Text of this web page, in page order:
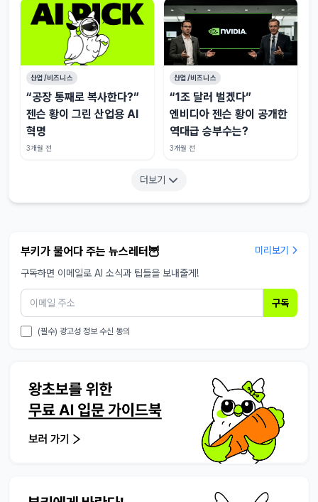
산업/비즈니스
“공장 통째로 복사한다?”
젠슨 황이 그린 산업용 AI
혁명
3개월 전
산업/비즈니스
“1조 달러 벌겠다”
엔비디아 젠슨 황이 공개한
역대급 승부수는?
3개월 전
더보기
부키가 물어다 주는 뉴스레터🦉
미리보기
구독하면 이메일로 AI 소식과 팁들을 보내줄게!
구독
(필수) 광고성 정보 수신 동의